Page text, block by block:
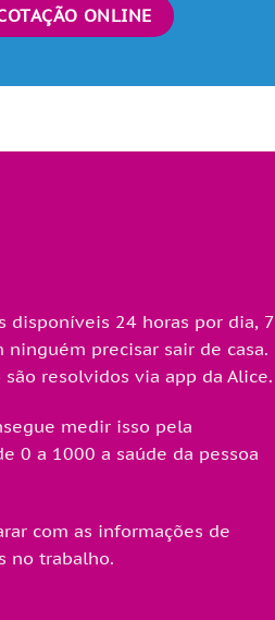
ONLINE
disponíveis 24 horas por dia, 7
ninguém precisar sair de casa.
resolvidos via app da Alice.
medir isso pela
0 a 1000 a saúde da pessoa
com as informações de
no trabalho.